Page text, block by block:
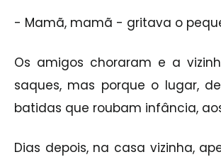
- Mamã, mamã - gritava o
Os amigos choraram e a
saques, mas porque o lugar,
batidas que roubam infância,
Dias depois, na casa vizinha,